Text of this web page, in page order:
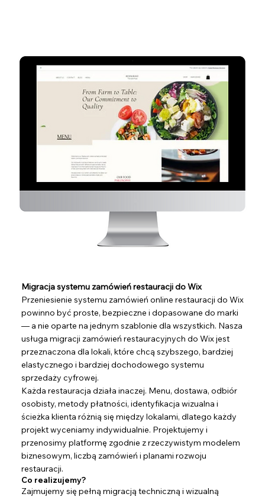
Migracja systemu zamówień restauracji do Wix
Przeniesienie systemu zamówień online restauracji do Wix
powinno być proste, bezpieczne i dopasowane do marki
— a nie oparte na jednym szablonie dla wszystkich. Nasza
usługa migracji zamówień restauracyjnych do Wix jest
przeznaczona dla lokali, które chcą szybszego, bardziej
elastycznego i bardziej dochodowego systemu
sprzedaży cyfrowej.
Każda restauracja działa inaczej. Menu, dostawa, odbiór
osobisty, metody płatności, identyfikacja wizualna i
ścieżka klienta różnią się między lokalami, dlatego każdy
projekt wyceniamy indywidualnie. Projektujemy i
przenosimy platformę zgodnie z rzeczywistym modelem
biznesowym, liczbą zamówień i planami rozwoju
restauracji.
Co realizujemy?
Zajmujemy się pełną migracją techniczną i wizualną